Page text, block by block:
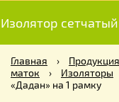
Изолятор
Главная › Продукция
маток
› Изоляторы
«Дадан» на 1 рамку